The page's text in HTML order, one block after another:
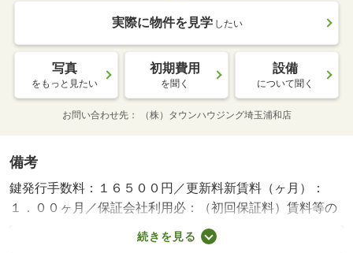
実際に物件を見学 したい
写真
をもっと見たい
初期費用
を聞く
設備
について聞く
お問い合わせ先 （株）タウンハウジング埼玉浦和店
備考
鍵発行手数料：１６５００円／更新料新賃料（ヶ月）：
１．００ヶ月／保証会社利用必：（初回保証料）賃料等の
２０％、以後１年毎に１００００円、口振手数料毎月２２
０円（税込）。（法人・個人ともに）／普通借家０２年０
続きを見る